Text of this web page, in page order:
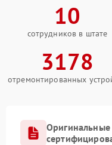
10
сотрудников в штате
3178
отремонтированных
Оригинальные